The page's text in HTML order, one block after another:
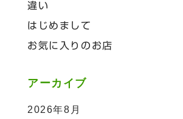
違い
はじめまして
お気に入りのお店
アーカイブ
2026年8月